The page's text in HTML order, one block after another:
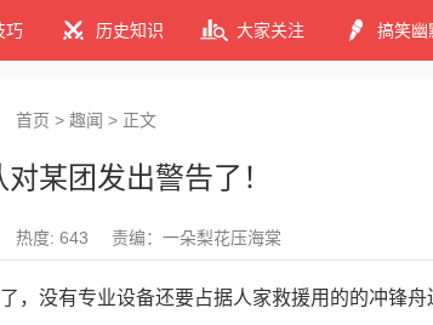
巧 历史知识 大家关注 搞笑幽
首页 > 趣闻 > 正文
某团发出警告了！
热度: 643 责编：一朵梨花压海棠
，没有专业设备还要占据人家救援用的的冲锋